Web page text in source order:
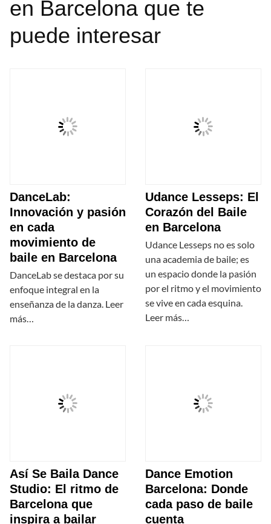
en Barcelona que te
puede interesar
DanceLab:
Innovación y pasión
en cada
movimiento de
baile en Barcelona
DanceLab se destaca por su
enfoque integral en la
enseñanza de la danza. Leer
más…
Udance Lesseps: El
Corazón del Baile
en Barcelona
Udance Lesseps no es solo
una academia de baile; es
un espacio donde la pasión
por el ritmo y el movimiento
se vive en cada esquina.
Leer más…
Así Se Baila Dance
Studio: El ritmo de
Barcelona que
inspira a bailar
Dance Emotion
Barcelona: Donde
cada paso de baile
cuenta